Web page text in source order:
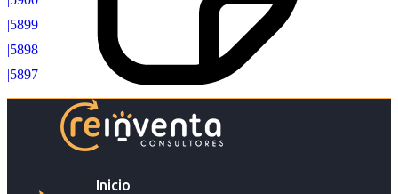
Inicio
|5899
|5898
|5897